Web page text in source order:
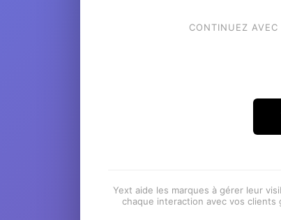
CONTINUEZ
Yext aide les marques à gérer leur
chaque interaction avec vos